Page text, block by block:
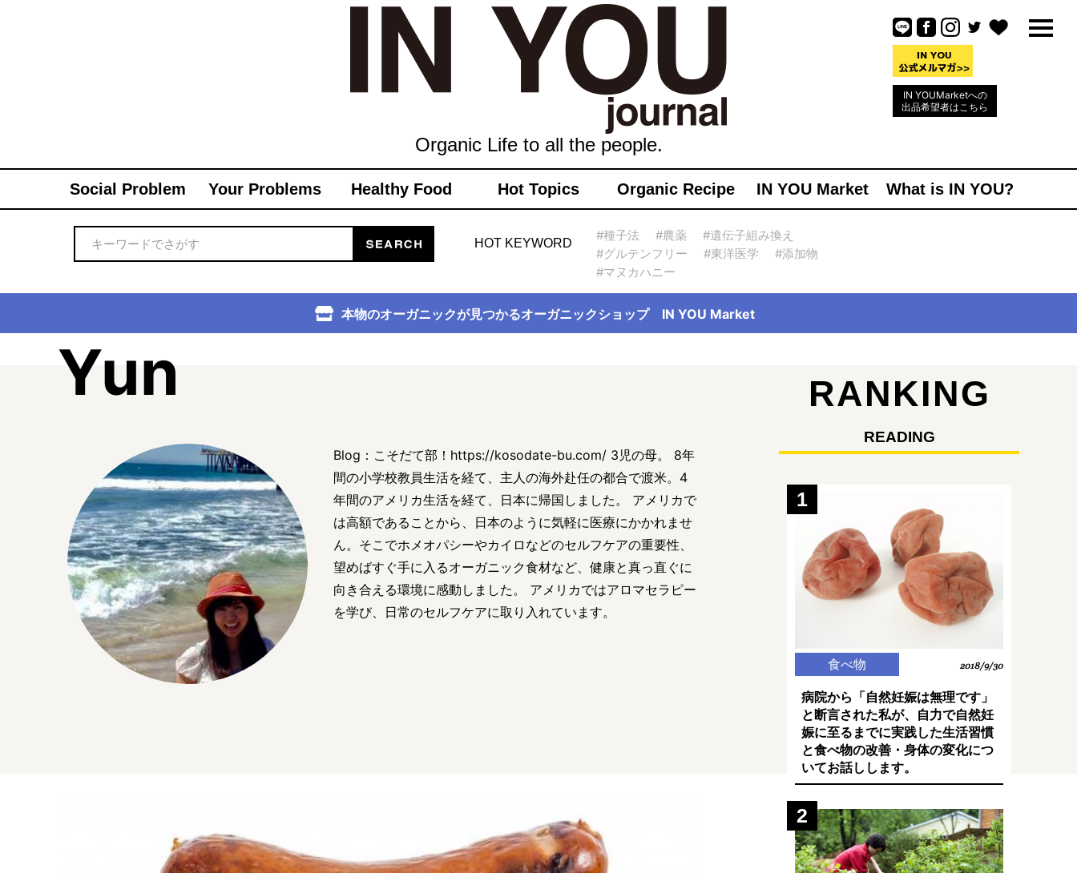
IN YOUMarketへの
出品希望者はこちら
Organic Life to all the people.
Social Problem Your Problems Healthy Food Hot Topics Organic Recipe IN YOU Market What is IN YOU?
HOT KEYWORD
#種子法 #農薬
#遺伝子組み換え
#グルテンフリー
#東洋医学
#添加物
#マヌカハニー
本物のオーガニックが見つかるオーガニックショップ IN YOU Market
Yun
Blog：こそだて部！https://kosodate-bu.com/ 3児の母。 8年
間の小学校教員生活を経て、主人の海外赴任の都合で渡米。4
年間のアメリカ生活を経て、日本に帰国しました。 アメリカで
は高額であることから、日本のように気軽に医療にかかれませ
ん。そこでホメオパシーやカイロなどのセルフケアの重要性、
望めばすぐ手に入るオーガニック食材など、健康と真っ直ぐに
向き合える環境に感動しました。 アメリカではアロマセラピー
を学び、日常のセルフケアに取り入れています。
RANKING
READING
1
食べ物 2018/9/30
病院から「自然妊娠は無理です」
と断言された私が、自力で自然妊
娠に至るまでに実践した生活習慣
と食べ物の改善・身体の変化につ
いてお話しします。
2